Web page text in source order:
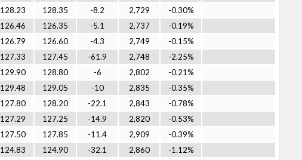
128.23 128.35 -8.2 2,729
-0.30%
126.46 126.35 -5.1 2,737
-0.19%
126.79 126.60 -4.3 2,749
-0.15%
127.33 127.45 -61.9 2,748
-2.25%
129.90 128.80 -6 2,802
-0.21%
129.48 129.05 -10 2,835
-0.35%
127.80 128.20 -22.1 2,843
-0.78%
127.29 127.25 -14.9 2,820
-0.53%
127.50 127.85 -11.4 2,909
-0.39%
124.83 124.90 -32.1 2,860
-1.12%